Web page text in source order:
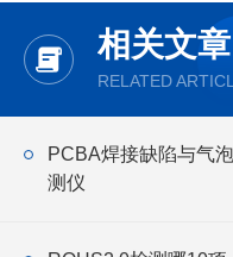
相关文章
RELATED
PCBA焊接缺陷与气
测仪